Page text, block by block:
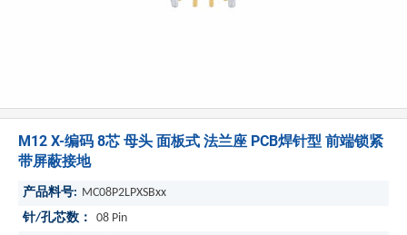
M12 X-编码 8芯 母头 面板式 法兰座 PCB焊针型 前端锁紧
带屏蔽接地
产品料号: MC08P2LPXSBxx
针/孔芯数：
08 Pin